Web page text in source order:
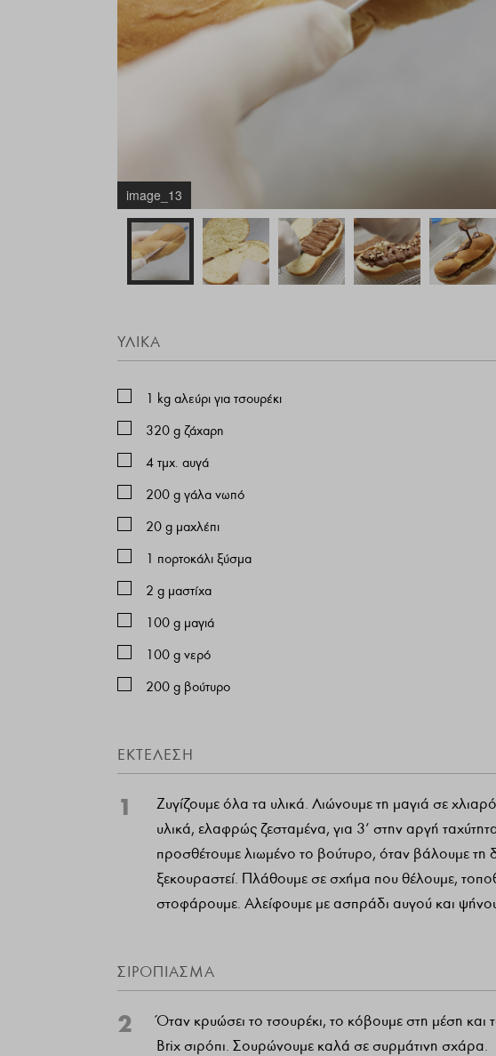
image_13
ΥΛΙΚΆ
1 kg αλεύρι για τσουρέκι
320 g ζάχαρη
4 τμχ. αυγά
200 g γάλα νωπό
20 g μαχλέπι
1 πορτοκάλι ξύσμα
2 g μαστίχα
100 g μαγιά
100 g νερό
200 g βούτυρο
ΕΚΤΈΛΕΣΗ
1
Ζυγίζουμε όλα τα υλικά. Λιώνουμε τη μαγιά σε
υλικά, ελαφρώς ζεσταμένα, για 3’ στην αργή
προσθέτουμε λιωμένο το βούτυρο, όταν βάλουμε τη
ξεκουραστεί. Πλάθουμε σε σχήμα που θέλουμε,
στοφάρουμε. Αλείφουμε με ασπράδι αυγού και
ΣΙΡΌΠΙΑΣΜΑ
2
Όταν κρυώσει το τσουρέκι, το κόβουμε στη μέση
Brix σιρόπι. Σουρώνουμε καλά σε συρμάτινη σχάρα.